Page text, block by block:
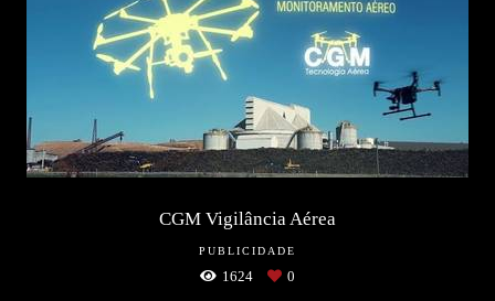
CGM Vigilância Aérea
PUBLICIDADE
1624 0